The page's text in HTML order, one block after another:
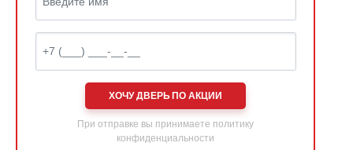
ХОЧУ ДВЕРЬ ПО АКЦИИ
При отправке вы принимаете политику
конфиденциальности